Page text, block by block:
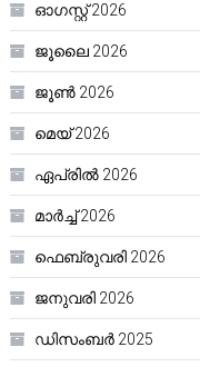
ഓഗസ്റ്റ്‌ 2026
ജൂലൈ 2026
ജൂൺ 2026
മെയ്‌ 2026
ഏപ്രിൽ 2026
മാർച്ച്‌ 2026
ഫെബ്രുവരി 2026
ജനുവരി 2026
ഡിസംബർ 2025